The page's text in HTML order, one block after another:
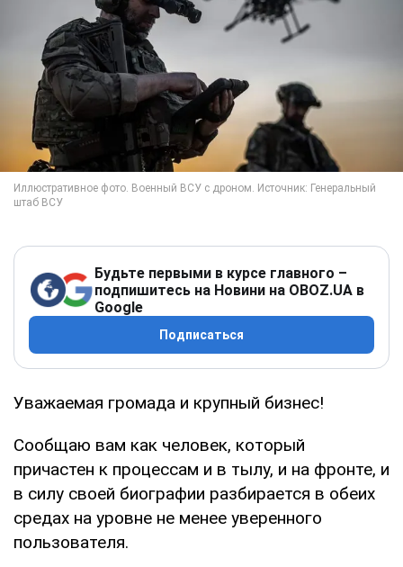
Будьте первыми в курсе главного –
подпишитесь на Новини на OBOZ.UA в
Google
Подписаться
Уважаемая громада и крупный бизнес!
Сообщаю вам как человек, который
причастен к процессам и в тылу, и на фронте, и
в силу своей биографии разбирается в обеих
средах на уровне не менее уверенного
пользователя.